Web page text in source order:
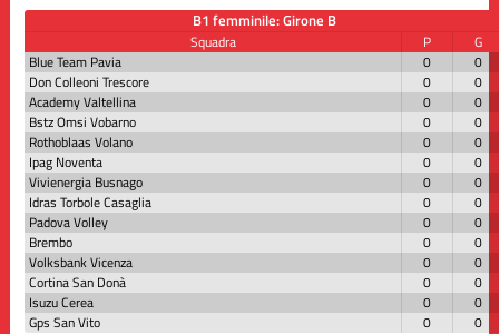
B1 femminile: Girone B
Squadra P
G
Blue Team Pavia
0
0
Don Colleoni Trescore
0
0
Academy Valtellina
0
0
Bstz Omsi Vobarno
0
0
Rothoblaas Volano
0
0
Ipag Noventa
0
0
Vivienergia Busnago
0
0
Idras Torbole Casaglia
0
0
Padova Volley
0
0
Brembo
0
0
Volksbank Vicenza
0
0
Cortina San Donà
0
0
Isuzu Cerea
0
0
Gps San Vito
0 0